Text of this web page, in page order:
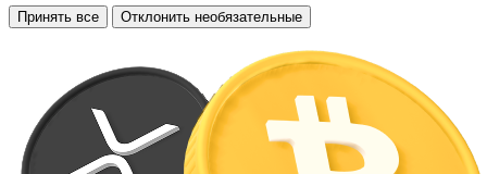
Принять все Отклонить необязательные